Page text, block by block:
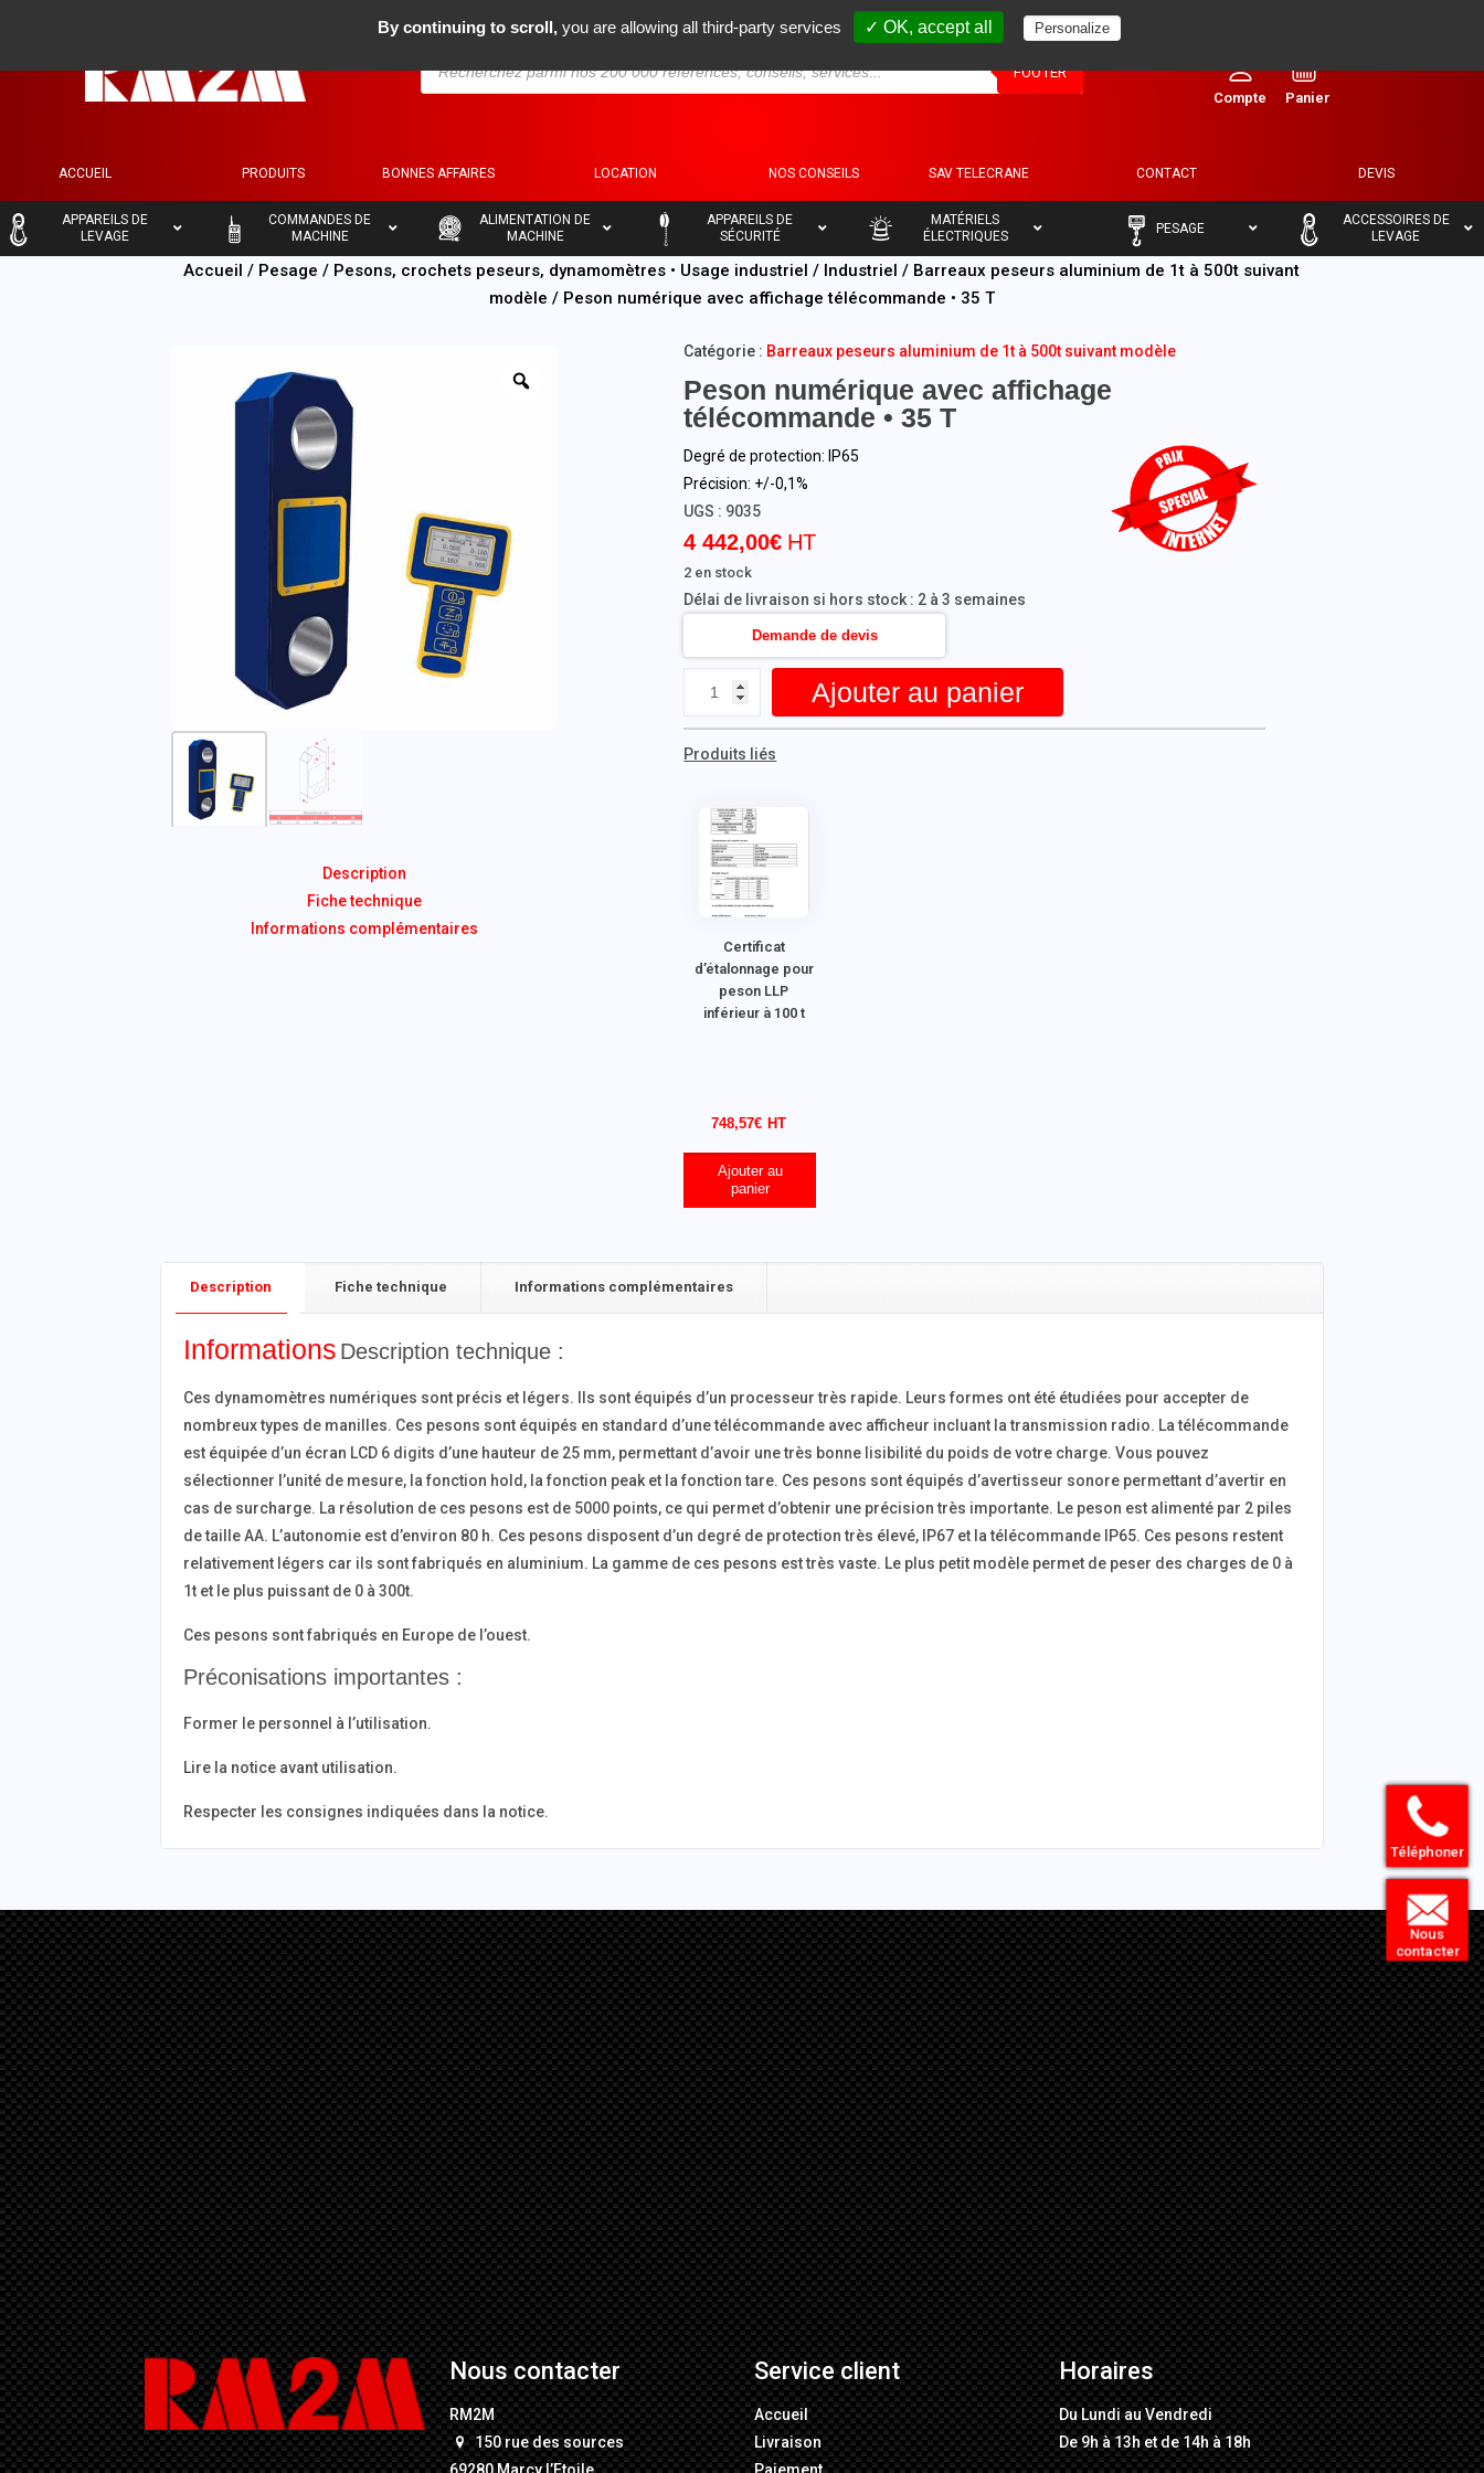
FOOTER
ACCUEIL
– PRODUITS
– BONNES AFFAIRES
– LOCATION
– NOS CONSEILS SAV TELECRANE
– CONTACT
– DEVIS
–
APPAREILS DE
LEVAGE
COMMANDES DE
MACHINE
ALIMENTATION DE
MACHINE
APPAREILS DE
SÉCURITÉ
MATÉRIELS
ÉLECTRIQUES
PESAGE
ACCESSOIRES DE
LEVAGE
Accueil / Pesage / Pesons, crochets peseurs, dynamomètres • Usage industriel / Industriel / Barreaux peseurs aluminium de 1t à 500t suivant
modèle / Peson numérique avec affichage télécommande • 35 T
Description
Fiche technique
Informations complémentaires
Peson numérique avec affichage
télécommande • 35 T
4 442,00€
Délai de livraison si hors stock : 2 à 3 semaines
Degré de protection: IP65
Précision: +/-0,1%
2 en stock
Ajouter au panier
Produits liés
Certificat
d’étalonnage pour
peson LLP
inférieur à 100 t
748,57€
Ajouter au
panier
Demande de devis
UGS : 9035
Catégorie : Barreaux peseurs aluminium de 1t à 500t suivant modèle
Description Fiche technique Informations complémentaires
Informations Description technique :
Ces dynamomètres numériques sont précis et légers. Ils sont équipés d’un processeur très rapide. Leurs formes ont été étudiées pour accepter de
nombreux types de manilles. Ces pesons sont équipés en standard d’une télécommande avec afficheur incluant la transmission radio. La télécommande
est équipée d’un écran LCD 6 digits d’une hauteur de 25 mm, permettant d’avoir une très bonne lisibilité du poids de votre charge. Vous pouvez
sélectionner l’unité de mesure, la fonction hold, la fonction peak et la fonction tare. Ces pesons sont équipés d’avertisseur sonore permettant d’avertir en
cas de surcharge. La résolution de ces pesons est de 5000 points, ce qui permet d’obtenir une précision très importante. Le peson est alimenté par 2 piles
de taille AA. L’autonomie est d’environ 80 h. Ces pesons disposent d’un degré de protection très élevé, IP67 et la télécommande IP65. Ces pesons restent
relativement légers car ils sont fabriqués en aluminium. La gamme de ces pesons est très vaste. Le plus petit modèle permet de peser des charges de 0 à
1t et le plus puissant de 0 à 300t.
Ces pesons sont fabriqués en Europe de l’ouest.
Préconisations importantes :
Former le personnel à l’utilisation.
Lire la notice avant utilisation.
Respecter les consignes indiquées dans la notice.
Nous contacter
RM2M
150 rue des sources
69280 Marcy l’Etoile
Service client
Accueil
Livraison
Paiement
Horaires
Du Lundi au Vendredi
De 9h à 13h et de 14h à 18h
Téléphoner
Nous
contacter
By continuing to scroll, you are allowing all third-party services ✓ OK, accept all Personalize